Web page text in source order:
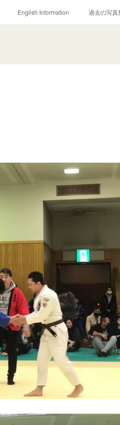
English Information 過去の写真